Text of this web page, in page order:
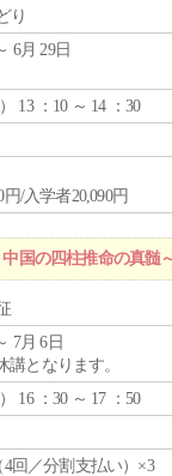
り
6月 29日
） 13 ：10 ～ 14 ：30
円/入学者20,090円
国の四柱推命の真髄
7月 6日
講となります。
） 16 ：30 ～ 17 ：50
4回／分割支払い）×3